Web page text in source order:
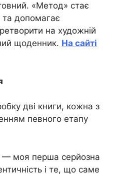
«Метод» стає
та допомагає
на художній
щоденник. На сайті
дві книги, кожна з
певного етапу
— моя перша серйозна
і те, що саме